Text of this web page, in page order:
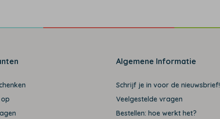
Algemene Informatie
Schrijf je in voor de nieuwsbrief!
Veelgestelde vragen
Bestellen: hoe werkt het?